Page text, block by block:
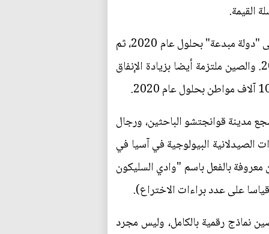
القيمة.
واستنادا إلى الخطة الخمسية الثالثة عشرة (في مايو/أيار 2016)، حددت السلطات أهداف تحول الصين إلى "دولة مبدعة" بحلول عام 2020، ثم
"رائدة للإبداع الدولي" بحلول عام 2030، ثم "قوة عالمية للإبداع العِلمي والتكنولوجي" بحلول عام 2050. والصين ملتزمة أيضا بزيادة الإنفاق
مدينة قوانجتشو الباحثين، ورجال
الصيدلانية البيولوجية في آسيا في
في جنوب الصين معروفة بالفعل باسم "وادي السليكون
على عدد براءات الاختراع).
نماذج رقمية بالكامل، وليس مجرد